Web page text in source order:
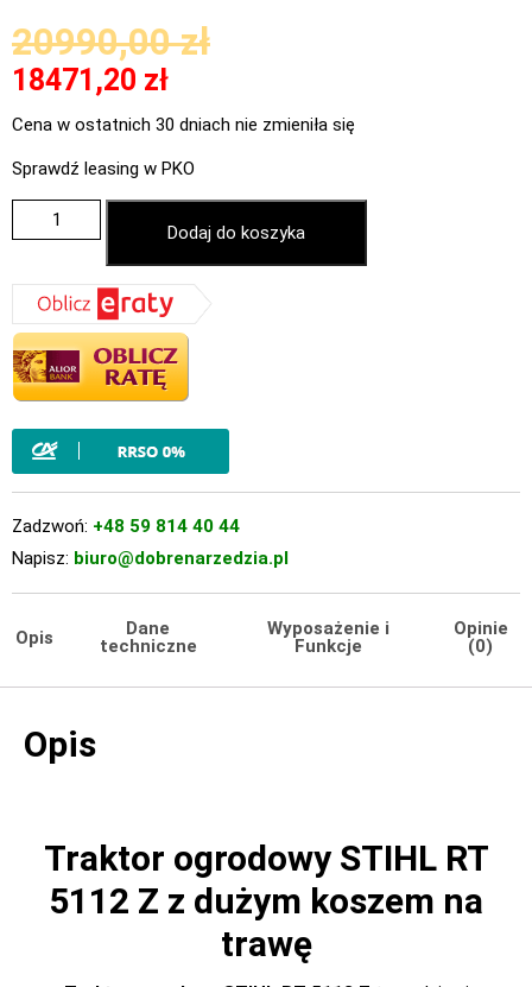
20990,00zł
18471,20 zł
Cena w ostatnich 30 dniach nie zmieniła się
Sprawdź leasing w PKO
Dodaj do koszyka
Zadzwoń: +48 59 814 40 44
Napisz: biuro@dobrenarzedzia.pl
Opis
Dane
techniczne
Wyposażenie i
Funkcje
Opinie
(0)
Opis
Traktor ogrodowy STIHL RT
5112 Z z dużym koszem na
trawę